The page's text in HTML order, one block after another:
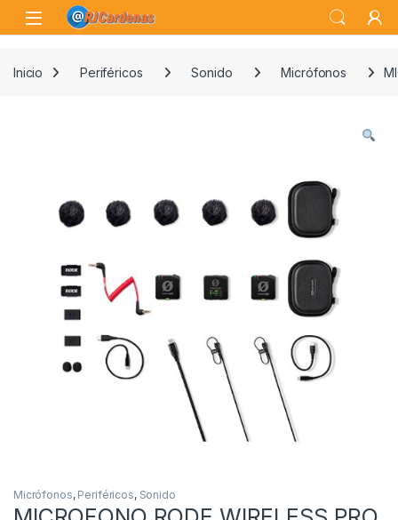
Skip to navigation
Skip to content
Open
Inicio Periféricos Sonido Micrófonos
Micrófonos, Periféricos, Sonido